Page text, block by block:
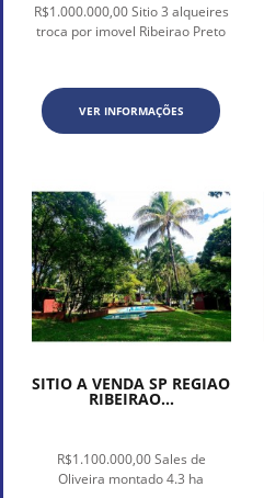
R$1.000.000,00 Sitio 3 alqueires
troca por imovel Ribeirao Preto
VER INFORMAÇÕES
SITIO A VENDA SP REGIAO
RIBEIRAO...
R$1.100.000,00 Sales de
Oliveira montado 4.3 ha